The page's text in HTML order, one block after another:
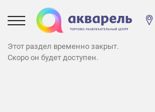
Этот раздел временно закрыт.
Скоро он будет доступен.